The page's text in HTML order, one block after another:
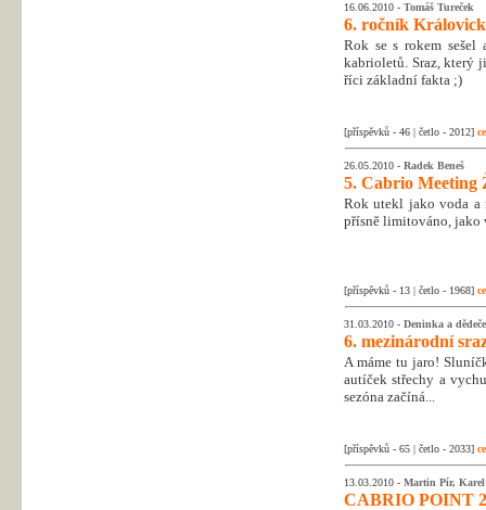
16.06.2010 - Tomáš Tureček
6. ročník
Rok se s rokem
kabrioletů. Sraz, který
říci základní fakta ;)
[příspěvků - 46 | četlo - 2012]
26.05.2010 - Radek Beneš
5. Cabrio Meeting
Rok utekl jako voda a
přísně limitováno, jako
[příspěvků - 13 | četlo - 1968]
31.03.2010 - Deninka a
6. mezinárodní
A máme tu jaro!
autíček střechy a
sezóna začíná...
[příspěvků - 65 | četlo - 2033]
13.03.2010 - Martin Pír,
CABRIO POINT